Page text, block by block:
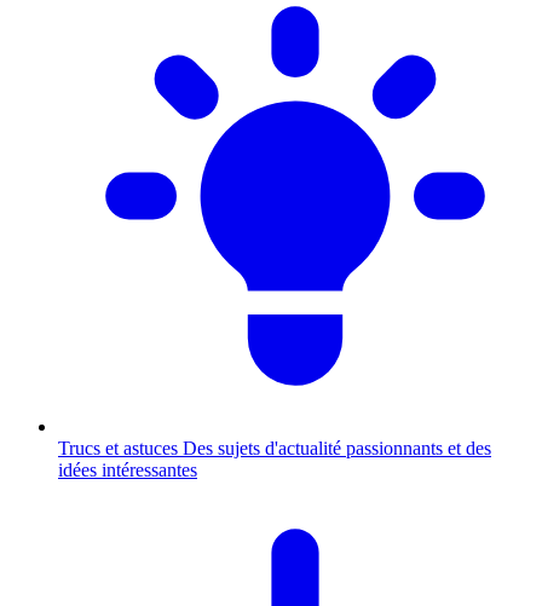
Trucs et astuces Des sujets d'actualité passionnants et des
idées intéressantes